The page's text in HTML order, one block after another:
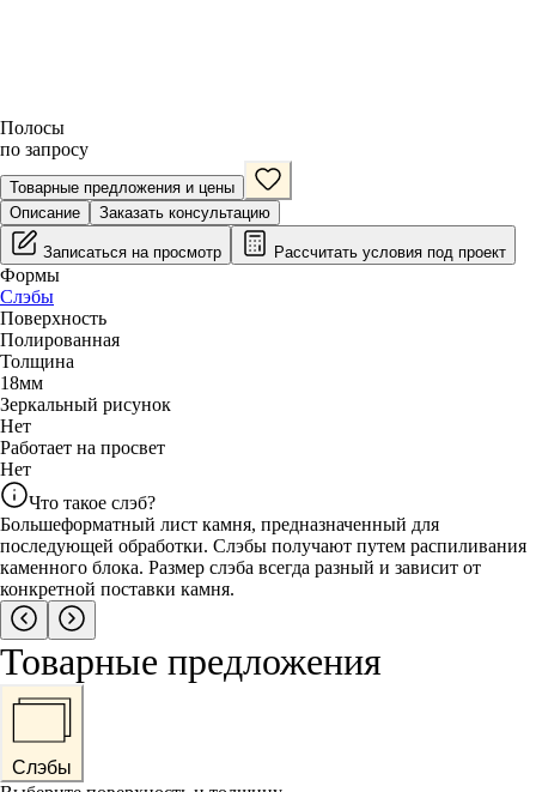
Полосы
по запросу
Товарные предложения и цены
Описание
Заказать консультацию
Записаться на просмотр Рассчитать условия под проект
Формы
Слэбы
Поверхность
Полированная
Толщина
18мм
Зеркальный рисунок
Нет
Работает на просвет
Нет
Что такое слэб?
Большеформатный лист камня, предназначенный для
последующей обработки. Слэбы получают путем распиливания
каменного блока. Размер слэба всегда разный и зависит от
конкретной поставки камня.
Товарные предложения
Слэбы